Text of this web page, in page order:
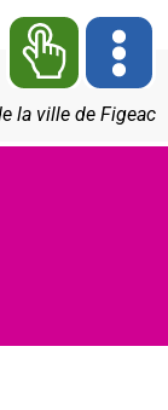
la ville de Figeac